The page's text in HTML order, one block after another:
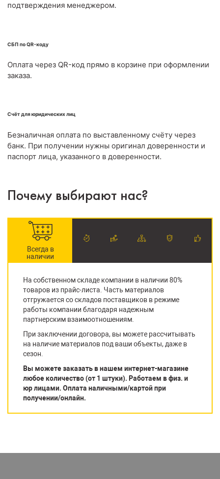
подтверждения менеджером.
СБП по QR-коду
Оплата через QR-код прямо в корзине при оформлении
заказа.
Счёт для юридических лиц
Безналичная оплата по выставленному счёту через
банк. При получении нужны оригинал доверенности и
паспорт лица, указанного в доверенности.
Почему выбирают нас?
Всегда в
наличии
На собственном складе компании в наличии 80%
товаров из прайс-листа. Часть материалов
отгружается со складов поставщиков в режиме
работы компании благодаря надежным
партнерским взаимоотношениям.
При заключении договора, вы можете рассчитывать
на наличие материалов под ваши объекты, даже в
сезон.
Вы можете заказать в нашем интернет-магазине
любое количество (от 1 штуки). Работаем в физ. и
юр лицами. Оплата наличными/картой при
получении/онлайн.